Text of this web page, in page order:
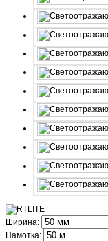
Ширина:
Намотка: